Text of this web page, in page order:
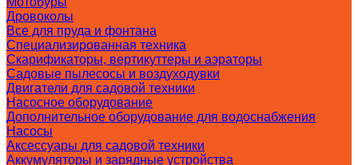
Дровоколы
Все для пруда и фонтана
Специализированная техника
Скарификаторы, вертикуттеры и аэраторы
Садовые пылесосы и воздуходувки
Двигатели для садовой техники
Насосное оборудование
Дополнительное оборудование для водоснабжения
Насосы
Аксессуары для садовой техники
Аккумуляторы и зарядные устройства